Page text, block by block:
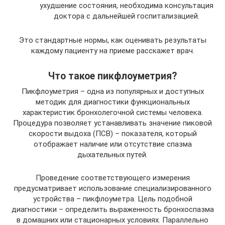
ухудшение состояния, необходима консультация
доктора с дальнейшей госпитализацией.
Это стандартные нормы, как оценивать результаты
каждому пациенту на приеме расскажет врач.
Что такое пикфлоуметрия?
Пикфлоуметрия – одна из популярных и доступных
методик для диагностики функциональных
характеристик бронхолегочной системы человека.
Процедура позволяет устанавливать значение пиковой
скорости выдоха (ПСВ) – показателя, который
отображает наличие или отсутствие спазма
дыхательных путей.
Проведение соответствующего измерения
предусматривает использование специализированного
устройства – пикфлоуметра. Цель подобной
диагностики – определить выраженность бронхоспазма
в домашних или стационарных условиях. Параллельно